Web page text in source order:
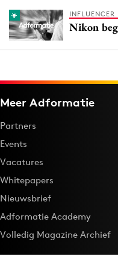
INFLUENCER
Nikon
Meer Adformatie
Partners
Events
Vacatures
Whitepapers
Nieuwsbrief
Adformatie Academy
Volledig Magazine Archief